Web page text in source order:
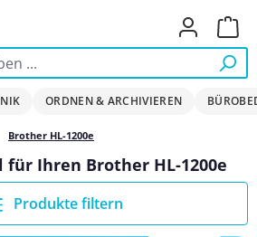
ORDNEN & ARCHIVIEREN
Brother HL-1200e
für Ihren Brother HL-1200e
Produkte filtern